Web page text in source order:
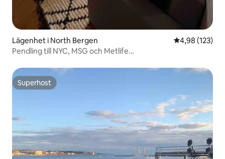
Lägenhet i North Bergen 4,98 av 5 i
4,98 (123)
Pendling till NYC, MSG och Metlife
Superhost
Superhost